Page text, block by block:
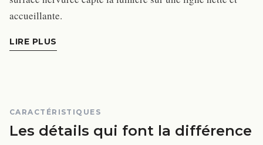
accueillante.
LIRE PLUS
CARACTÉRISTIQUES
Les détails qui font la différence